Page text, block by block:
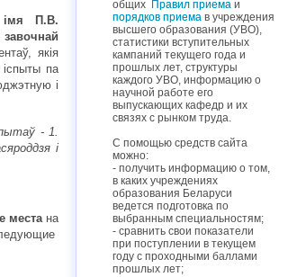
імя П.В.
завочнай
якія
па
і
- 1.
і
места на
общих Правил приема и
порядков приема в учреждения
высшего образования (УВО),
статистики вступительных
кампаний текущего года и
прошлых лет, структуры
каждого УВО, информацию о
научной работе его
выпускающих кафедр и их
связях с рынком труда.
С помощью средств сайта
можно:
- получить информацию о том,
в каких учреждениях
образования Беларуси
ведется подготовка по
выбранным специальностям;
- сравнить свои показатели
при поступлении в текущем
году с проходными баллами
прошлых лет;